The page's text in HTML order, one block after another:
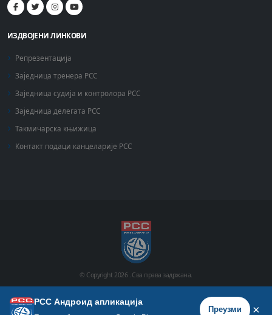
ИЗДВОЈЕНИ ЛИНКОВИ
Репрезентација
Заједница тренера РСС
Заједница судија и контролора РСС
Заједница делегата РСС
Такмичарска књижица
Контакт подаци канцеларије РСС
© Copyright2026 . Сва права задржана.
Почетна Историја Фото галерија Видео галерија
РСС Андроид апликација
Преузми ×